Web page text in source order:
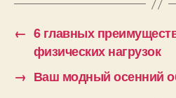
← 6 главных
физических нагрузок
→ Ваш модный осенний